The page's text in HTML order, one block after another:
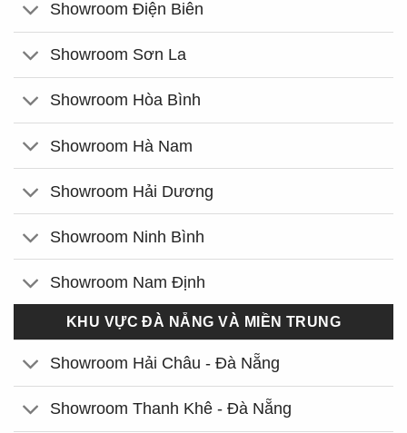
Showroom Điện Biên
Showroom Sơn La
Showroom Hòa Bình
Showroom Hà Nam
Showroom Hải Dương
Showroom Ninh Bình
Showroom Nam Định
KHU VỰC ĐÀ NẴNG VÀ MIỀN TRUNG
Showroom Hải Châu - Đà Nẵng
Showroom Thanh Khê - Đà Nẵng